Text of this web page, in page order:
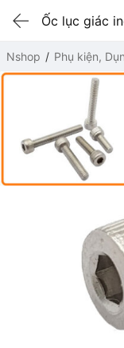
Ốc lục giác
Nshop Phụ kiện,